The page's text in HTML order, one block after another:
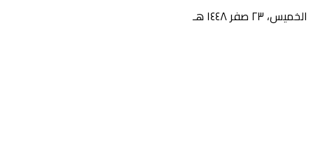
الخميس، ٢٣ صفر ١٤٤٨ هـ